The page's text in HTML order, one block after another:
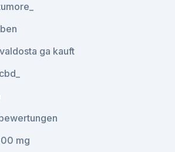
ga kauft
mg